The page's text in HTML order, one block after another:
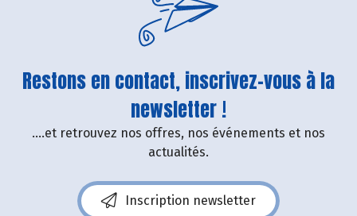
Restons en contact, inscrivez-vous à la
newsletter !
....et retrouvez nos offres, nos événements et nos
actualités.
Inscription newsletter